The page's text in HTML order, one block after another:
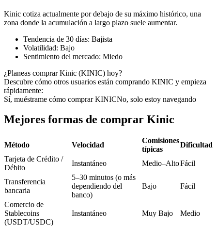
Futuros del USDC
Futuros que utilizan USDC como garantía
Copiar Trading
Únete a los mejores traders
Kinic cotiza actualmente por debajo de su máximo histórico, una
zona donde la acumulación a largo plazo suele aumentar.
Tendencia de 30 días: Bajista
Volatilidad: Bajo
Sentimiento del mercado: Miedo
¿Planeas comprar Kinic (KINIC) hoy?
Descubre cómo otros usuarios están comprando KINIC y empieza
rápidamente:
Sí, muéstrame cómo comprar KINICNo, solo estoy navegando
Mejores formas de comprar Kinic
Método Velocidad
Comisiones
típicas
Dificultad
Tarjeta de Crédito /
Débito
Instantáneo Medio–AltoFácil
Transferencia
bancaria
5–30 minutos (o más
dependiendo del
banco)
Bajo Fácil
Comercio de
Stablecoins
(USDT/USDC)
Instantáneo Muy Bajo Medio